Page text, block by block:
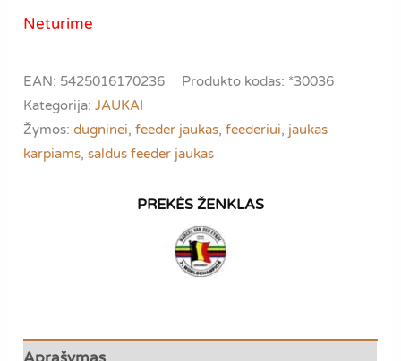
Neturime
EAN: 5425016170236 Produkto kodas: *30036
Kategorija:JAUKAI
Žymos:dugninei,feeder jaukas,feederiui, jaukas
karpiams,saldus feeder jaukas